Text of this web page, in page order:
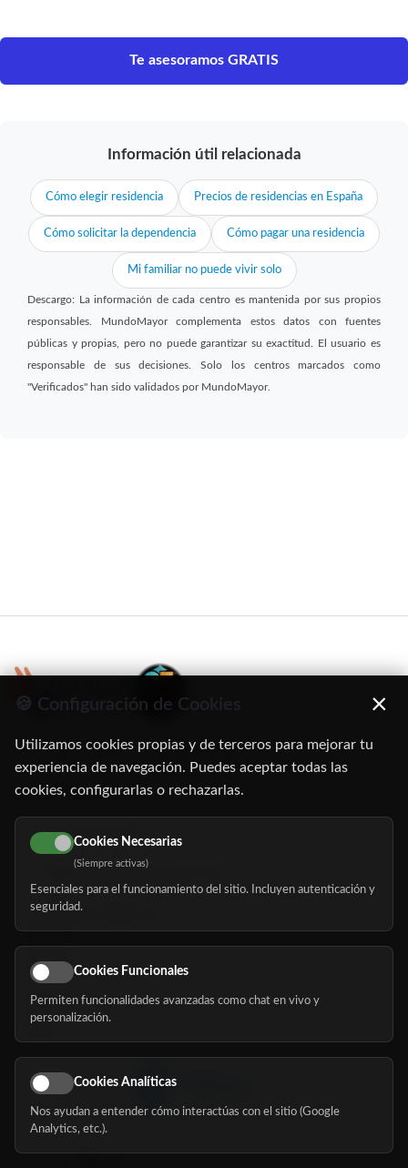
Te asesoramos GRATIS
Información útil relacionada
Cómo elegir residencia Precios de residencias en España
Cómo solicitar la dependencia Cómo pagar una residencia
Mi familiar no puede vivir solo
Descargo: La información de cada centro es mantenida por sus propios
responsables. MundoMayor complementa estos datos con fuentes
públicas y propias, pero no puede garantizar su exactitud. El usuario es
responsable de sus decisiones. Solo los centros marcados como
"Verificados" han sido validados por MundoMayor.
C/ Oruro, 11. 28016 Madrid
91 345 06 26
616 113 103
hola@mundomayor.com
Buscador de residencias
Eventos
Nosotros
Síguenos
🍪 Configuración de Cookies ×
Utilizamos cookies propias y de terceros para mejorar tu
experiencia de navegación. Puedes aceptar todas las
cookies, configurarlas o rechazarlas.
Cookies Necesarias
(Siempre activas)
Esenciales para el funcionamiento del sitio. Incluyen autenticación y
seguridad.
Cookies Funcionales
Permiten funcionalidades avanzadas como chat en vivo y
personalización.
Cookies Analíticas
Nos ayudan a entender cómo interactúas con el sitio (Google
Analytics, etc.).